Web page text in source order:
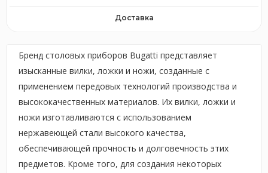
Доставка
Бренд столовых приборов Bugatti представляет
изысканные вилки, ложки и ножи, созданные с
применением передовых технологий производства и
высококачественных материалов. Их вилки, ложки и
ножи изготавливаются с использованием
нержавеющей стали высокого качества,
обеспечивающей прочность и долговечность этих
предметов. Кроме того, для создания некоторых